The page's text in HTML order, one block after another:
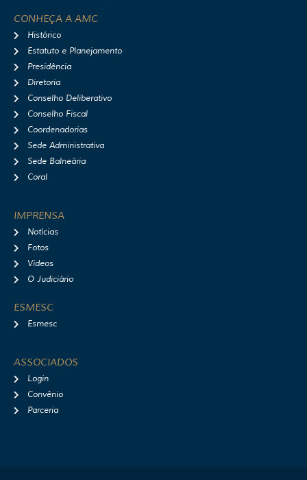
t
r
CONHEÇA A AMC
Histórico
Estatuto e Planejamento
Presidência
Diretoria
Conselho Deliberativo
Conselho Fiscal
Coordenadorias
Sede Administrativa
Sede Balneária
Coral
IMPRENSA
Notícias
Fotos
Vídeos
O Judiciário
ESMESC
Esmesc
ASSOCIADOS
Login
Convênio
Parceria